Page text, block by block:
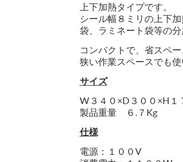
上下加熱タイプです。
シール幅８ミリの上下
袋、ラミネート袋等の分
コンパクトで、 省スペー
狭い作業スペースでも使
サイズ
W３４０×D３００×H１
製品重量 ６.７ Kg
仕様
電源：１００V